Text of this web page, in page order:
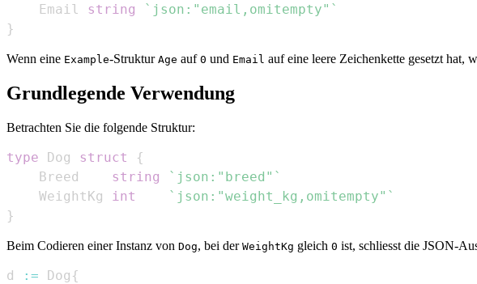
    Email
string
`json:"email,omitempty"`
}
Wenn eine Example-Struktur Age auf 0 und Email auf eine leere Zeichenkette gesetzt hat,
Grundlegende Verwendung
Betrachten Sie die folgende Struktur:
type Dog struct
{
    Breed
string
`json:"breed"`
    WeightKg
int
`json:"weight_kg,omitempty"`
}
Beim Codieren einer Instanz von Dog, bei der WeightKg gleich 0 ist, schliesst die JSON-
d := Dog {